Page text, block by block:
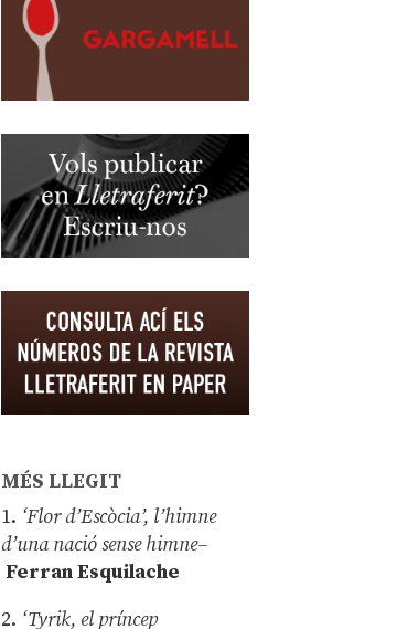
MÉS LLEGIT
1. ‘Flor d’Escòcia’, l’himne
d’una nació sense himne–
Ferran Esquilache
2. ‘Tyrik, el príncep